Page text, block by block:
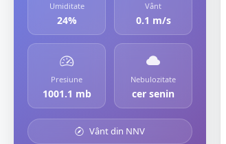
Umiditate
24%
Vânt
0.1 m/s
Presiune
1001.1 mb
Nebulozitate
cer senin
Vânt din NNV